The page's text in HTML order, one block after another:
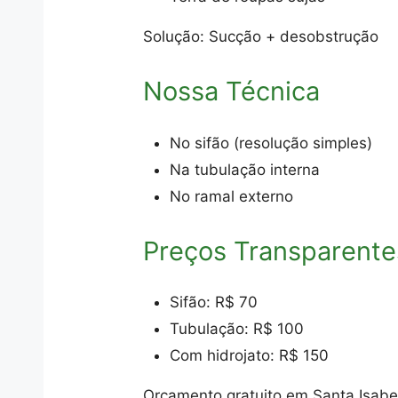
Solução: Sucção + desobstrução
Nossa Técnica
No sifão (resolução simples)
Na tubulação interna
No ramal externo
Preços
Sifão: R$ 70
Tubulação: R$ 100
Com hidrojato: R$ 150